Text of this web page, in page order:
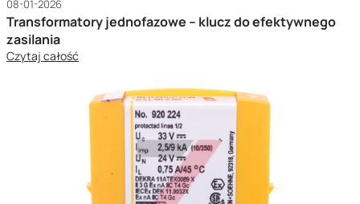
08-01-2026
Transformatory jednofazowe – klucz do efektywnego
zasilania
Czytaj całość